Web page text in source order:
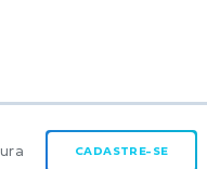
CADASTRE-SE